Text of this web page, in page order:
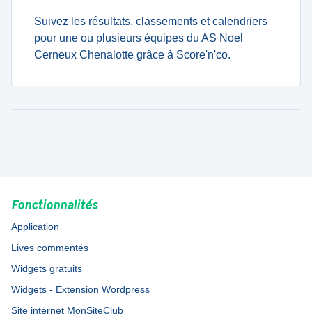
Suivez les résultats, classements et calendriers
pour une ou plusieurs équipes du AS Noel
Cerneux Chenalotte grâce à Score'n'co.
Fonctionnalités
Application
Lives commentés
Widgets gratuits
Widgets - Extension Wordpress
Site internet MonSiteClub